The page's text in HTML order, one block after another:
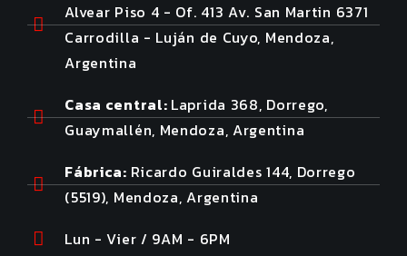
Alvear Piso 4 - Of. 413 Av. San Martin 6371
Carrodilla - Luján de Cuyo, Mendoza,
Argentina
Casa central: Laprida 368, Dorrego,
Guaymallén, Mendoza, Argentina
Fábrica: Ricardo Guiraldes 144, Dorrego
(5519), Mendoza, Argentina
Lun - Vier / 9AM - 6PM